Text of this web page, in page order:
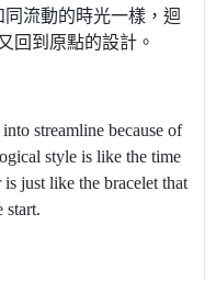
流動的時光一樣，迴
回到原點的設計。
streamline because of
style is like the time
just like the bracelet that
start.